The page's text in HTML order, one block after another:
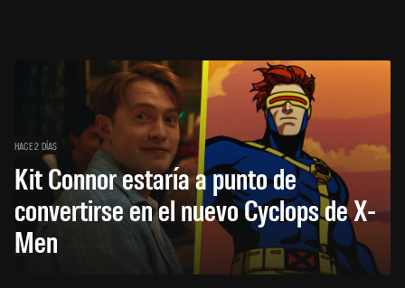
HACE 2 DÍAS
Kit Connor estaría a punto de
convertirse en el nuevo Cyclops de X-
Men